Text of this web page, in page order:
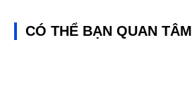
CÓ THỂ BẠN QUAN TÂM